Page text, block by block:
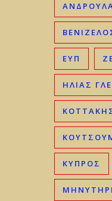
ΕΥΠ
ΗΛΊΑΣ
ΚΎΠΡΟΣ